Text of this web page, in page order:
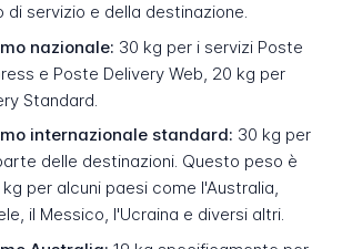
di servizio e della destinazione.
nazionale: 30 kg per i servizi Poste
e Poste Delivery Web, 20 kg per
Standard.
internazionale standard: 30 kg per
delle destinazioni. Questo peso è
per alcuni paesi come l'Australia,
il Messico, l'Ucraina e diversi altri.